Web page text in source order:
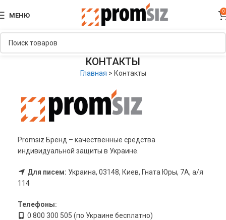
МЕНЮ
0
КОНТАКТЫ
Главная > Контакты
Promsiz Бренд – качественные средства
индивидуальной защиты в Украине.
Для писем: Украина, 03148, Киев, Гната Юры, 7А, а/я
114
Телефоны:
0 800 300 505 (по Украине бесплатно)